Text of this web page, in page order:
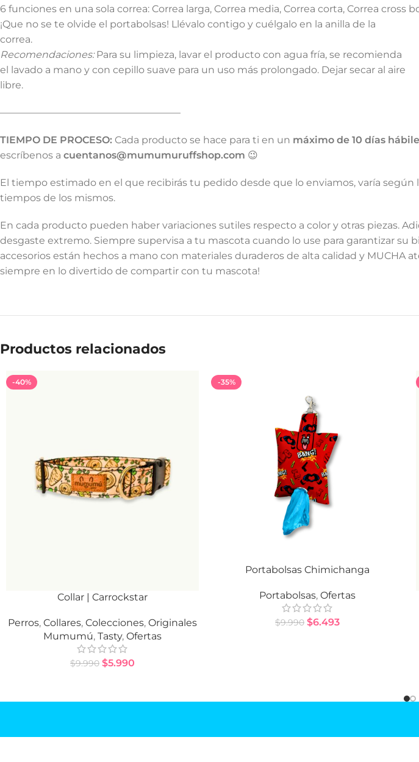
6 funciones en una sola correa: Correa larga, Correa media, Correa corta, Correa
¡Que no se te olvide el portabolsas! Llévalo contigo y cuélgalo en la anilla de la
correa.
Recomendaciones:Para su limpieza, lavar el producto con agua fría, se recomienda
el lavado a mano y con cepillo suave para un uso más prolongado. Dejar secar al aire
libre.
——————————————————–
TIEMPO DE PROCESO: Cada producto se hace para ti en un máximo de 10 días
escríbenos a cuentanos@mumumuruffshop.com 😉
El tiempo estimado en el que recibirás tu pedido desde que lo enviamos, varía
tiempos de los mismos.
En cada producto pueden haber variaciones sutiles respecto a color y otras piezas.
desgaste extremo. Siempre supervisa a tu mascota cuando lo use para garantizar
accesorios están hechos a mano con materiales duraderos de alta calidad y MUCHA
siempre en lo divertido de compartir con tu mascota!
Productos relacionados
-40%
SELECCIONAR OPCIONES
Collar | Carrockstar
Perros, Collares, Colecciones, Originales
Mumumú, Tasty, Ofertas
$9.990 $5.990
-35%
AÑADIR AL CARRITO
Portabolsas Chimichanga
Portabolsas, Ofertas
$9.990 $6.493